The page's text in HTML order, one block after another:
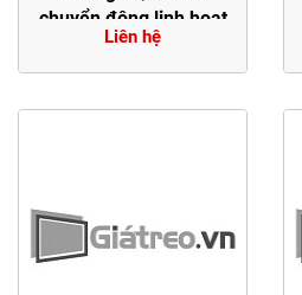
chuyển động linh hoạt
Liên hệ